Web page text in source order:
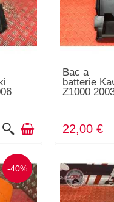
Bac a
batterie
Z1000
22,00 €
-40%